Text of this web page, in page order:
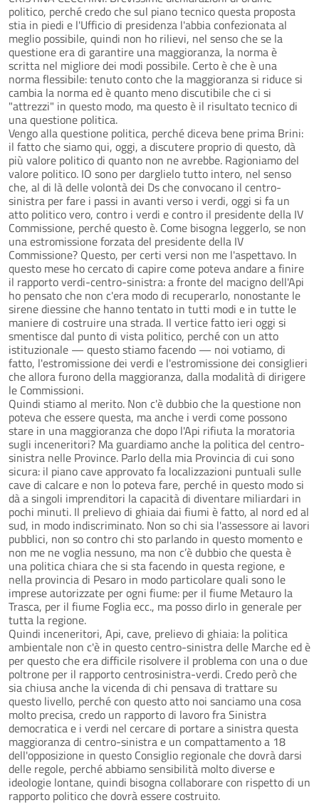
politico, perché credo che sul piano tecnico questa proposta
stia in piedi e l'Ufficio di presidenza l'abbia confezionata al
meglio possibile, quindi non ho rilievi, nel senso che se la
questione era di garantire una maggioranza, la norma è
scritta nel migliore dei modi possibile. Certo è che è una
norma flessibile: tenuto conto che la maggioranza si riduce si
cambia la norma ed è quanto meno discutibile che ci si
"attrezzi" in questo modo, ma questo è il risultato tecnico di
una questione politica.
Vengo alla questione politica, perché diceva bene prima Brini:
il fatto che siamo qui, oggi, a discutere proprio di questo, dà
più valore politico di quanto non ne avrebbe. Ragioniamo del
valore politico. IO sono per darglielo tutto intero, nel senso
che, al di là delle volontà dei Ds che convocano il centro-
sinistra per fare i passi in avanti verso i verdi, oggi si fa un
atto politico vero, contro i verdi e contro il presidente della IV
Commissione, perché questo è. Come bisogna leggerlo, se non
una estromissione forzata del presidente della IV
Commissione? Questo, per certi versi non me l'aspettavo. In
questo mese ho cercato di capire come poteva andare a finire
il rapporto verdi-centro-sinistra: a fronte del macigno dell'Api
ho pensato che non c'era modo di recuperarlo, nonostante le
sirene diessine che hanno tentato in tutti modi e in tutte le
maniere di costruire una strada. Il vertice fatto ieri oggi si
smentisce dal punto di vista politico, perché con un atto
istituzionale — questo stiamo facendo — noi votiamo, di
fatto, l'estromissione dei verdi e l'estromissione dei consiglieri
che allora furono della maggioranza, dalla modalità di dirigere
le Commissioni.
Quindi stiamo al merito. Non c'è dubbio che la questione non
poteva che essere questa, ma anche i verdi come possono
stare in una maggioranza che dopo l'Api rifiuta la moratoria
sugli inceneritori? Ma guardiamo anche la politica del centro-
sinistra nelle Province. Parlo della mia Provincia di cui sono
sicura: il piano cave approvato fa localizzazioni puntuali sulle
cave di calcare e non lo poteva fare, perché in questo modo si
dà a singoli imprenditori la capacità di diventare miliardari in
pochi minuti. Il prelievo di ghiaia dai fiumi è fatto, al nord ed al
sud, in modo indiscriminato. Non so chi sia l'assessore ai lavori
pubblici, non so contro chi sto parlando in questo momento e
non me ne voglia nessuno, ma non c’è dubbio che questa è
una politica chiara che si sta facendo in questa regione, e
nella provincia di Pesaro in modo particolare quali sono le
imprese autorizzate per ogni fiume: per il fiume Metauro la
Trasca, per il fiume Foglia ecc., ma posso dirlo in generale per
tutta la regione.
Quindi inceneritori, Api, cave, prelievo di ghiaia: la politica
ambientale non c'è in questo centro-sinistra delle Marche ed è
per questo che era difficile risolvere il problema con una o due
poltrone per il rapporto centrosinistra-verdi. Credo però che
sia chiusa anche la vicenda di chi pensava di trattare su
questo livello, perché con questo atto noi sanciamo una cosa
molto precisa, credo un rapporto di lavoro fra Sinistra
democratica e i verdi nel cercare di portare a sinistra questa
maggioranza di centro-sinistra e un compattamento a 18
dell'opposizione in questo Consiglio regionale che dovrà darsi
delle regole, perché abbiamo sensibilità molto diverse e
ideologie lontane, quindi bisogna collaborare con rispetto di un
rapporto politico che dovrà essere costruito.